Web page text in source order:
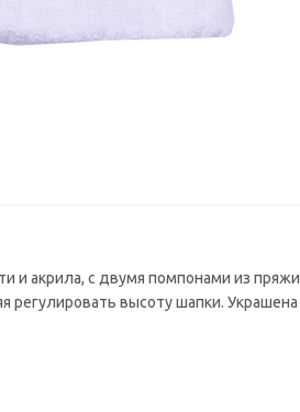
и акрила, с двумя помпонами из
регулировать высоту шапки.